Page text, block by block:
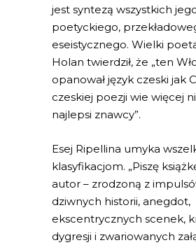
jest syntezą wszystkich
poetyckiego,
eseistycznego. Wielki
Holan twierdził, że „ten
opanował język czeski jak
czeskiej poezji wie więcej
najlepsi znawcy”.
Esej Ripellina umyka
klasyfikacjom. „Piszę
autor – zrodzoną z
dziwnych historii, anegdot,
ekscentrycznych scenek,
dygresji i zwariowanych